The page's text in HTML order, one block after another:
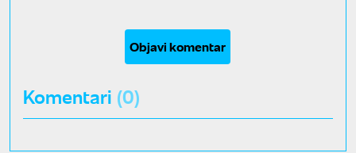
Objavi komentar
Komentari (0)